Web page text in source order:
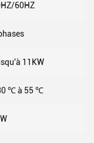
60HZ
11KW
℃ à 55 ℃